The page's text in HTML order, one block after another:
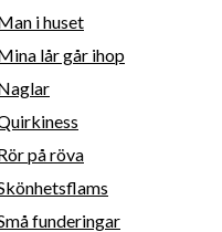
i huset
lår går ihop
på röva
funderingar